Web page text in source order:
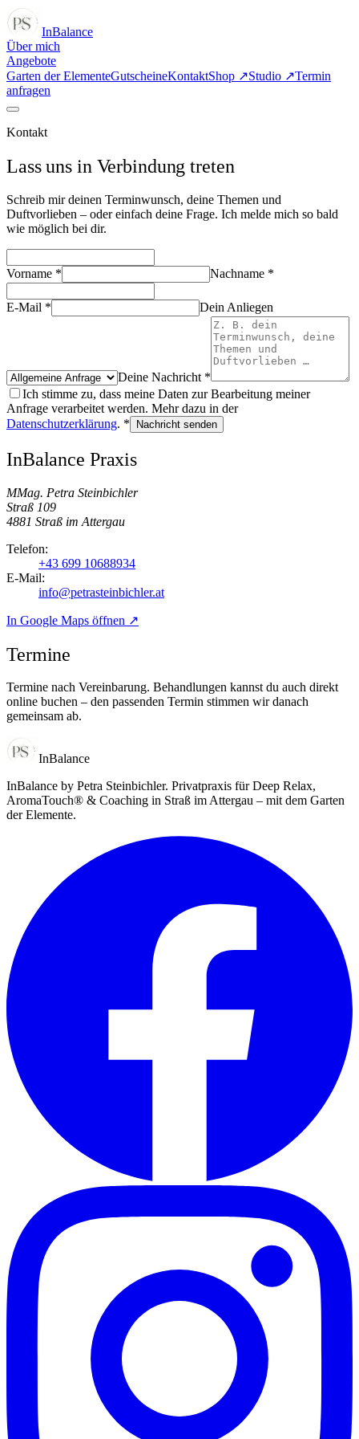
InBalance
Über mich
Angebote
Garten der ElementeGutscheineKontaktShop ↗Studio ↗Termin
anfragen
Kontakt
Lass uns in Verbindung treten
Schreib mir deinen Terminwunsch, deine Themen und
Duftvorlieben – oder einfach deine Frage. Ich melde mich so bald
wie möglich bei dir.
Vorname * Nachname *
E-Mail * Dein Anliegen
Deine Nachricht *
Ich stimme zu, dass meine Daten zur Bearbeitung meiner
Anfrage verarbeitet werden. Mehr dazu in der
Datenschutzerklärung. * Nachricht senden
InBalance Praxis
MMag. Petra Steinbichler
Straß 109
4881 Straß im Attergau
Telefon:
+43 699 10688934
E-Mail:
info@petrasteinbichler.at
In Google Maps öffnen ↗
Termine
Termine nach Vereinbarung. Behandlungen kannst du auch direkt
online buchen – den passenden Termin stimmen wir danach
gemeinsam ab.
InBalance
InBalance by Petra Steinbichler. Privatpraxis für Deep Relax,
AromaTouch® & Coaching in Straß im Attergau – mit dem Garten
der Elemente.